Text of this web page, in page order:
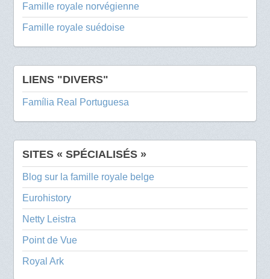
Famille royale norvégienne
Famille royale suédoise
LIENS "DIVERS"
Família Real Portuguesa
SITES « SPÉCIALISÉS »
Blog sur la famille royale belge
Eurohistory
Netty Leistra
Point de Vue
Royal Ark